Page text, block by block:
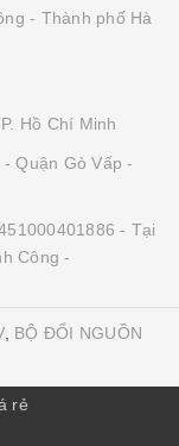
- Thành phố Hà
Hồ Chí Minh
Quận Gò Vấp -
- Tại
Công -
, BỘ ĐỔI NGUỒN
rẻ